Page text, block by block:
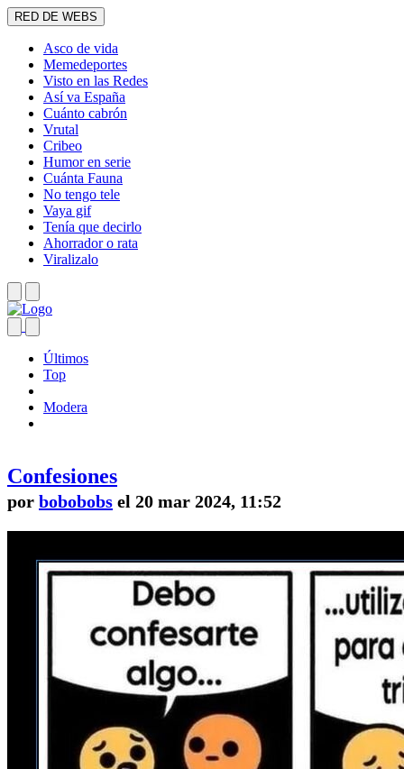
RED DE WEBS
Asco de vida
Memedeportes
Visto en las Redes
Así va España
Cuánto cabrón
Vrutal
Cribeo
Humor en serie
Cuánta Fauna
No tengo tele
Vaya gif
Tenía que decirlo
Ahorrador o rata
Viralizalo
Últimos
Top
Modera
Confesiones
por bobobobs el 20 mar 2024, 11:52